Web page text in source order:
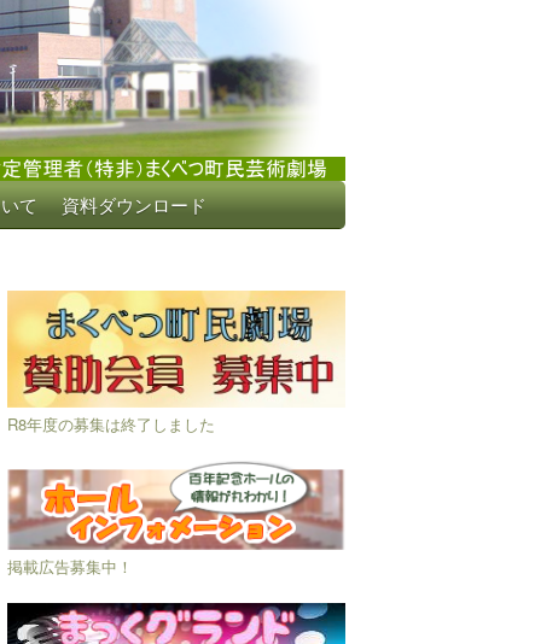
て 資料ダウンロード
R8年度の募集は終了しました
掲載広告募集中！